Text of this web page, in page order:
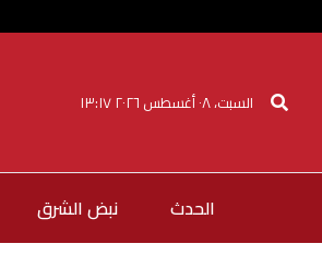
السبت، ٠٨ أغسطس ٢٠٢٦ ١٣:١٧
الحدث نبض الشرق